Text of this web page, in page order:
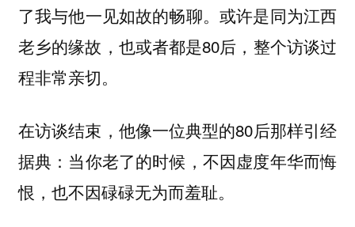
了我与他一见如故的畅聊。或许是同为江西
老乡的缘故，也或者都是80后，整个访谈过
程非常亲切。
在访谈结束，他像一位典型的80后那样引经
据典：当你老了的时候，不因虚度年华而悔
恨，也不因碌碌无为而羞耻。